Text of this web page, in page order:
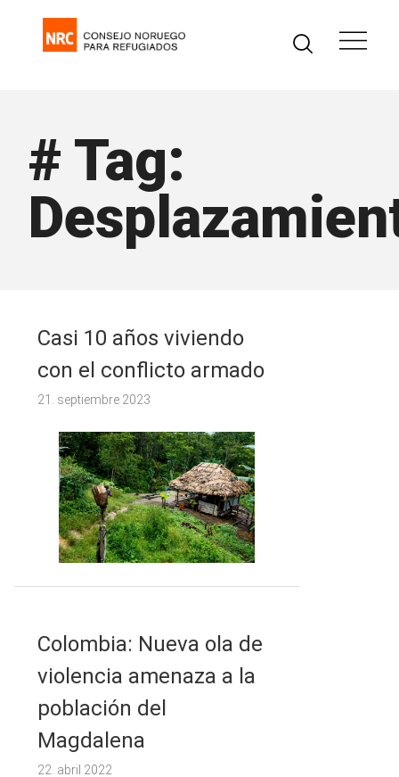
# Tag:
Casi 10 años viviendo
con el conflicto armado
21. septiembre 2023
Colombia: Nueva ola de
violencia amenaza a la
población del
Magdalena
22. abril 2022